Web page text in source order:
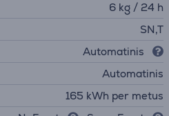
6 kg / 24 h
SN,T
Automatinis
Automatinis
165 kWh per metus